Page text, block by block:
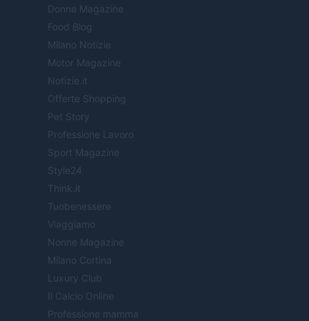
Donne Magazine
Food Blog
Milano Notizie
Motor Magazine
Notizie.it
Offerte Shopping
Pet Story
Professione Lavoro
Sport Magazine
Style24
Think.it
Tuobenessere
Viaggiamo
Nonne Magazine
Milano Cortina
Luxury Club
Il Calcio Online
Professione mamma